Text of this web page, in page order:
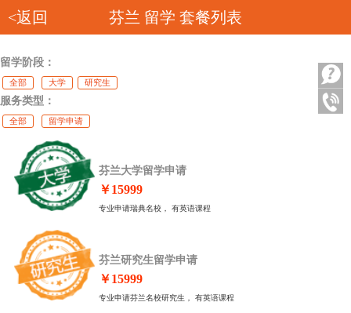
芬兰 留学 套餐列表
<返回
留学阶段：
全部 大学 研究生
服务类型：
全部 留学申请
芬兰大学留学申请
￥15999
专业申请瑞典名校， 有英语课程
芬兰研究生留学申请
￥15999
专业申请芬兰名校研究生， 有英语课程